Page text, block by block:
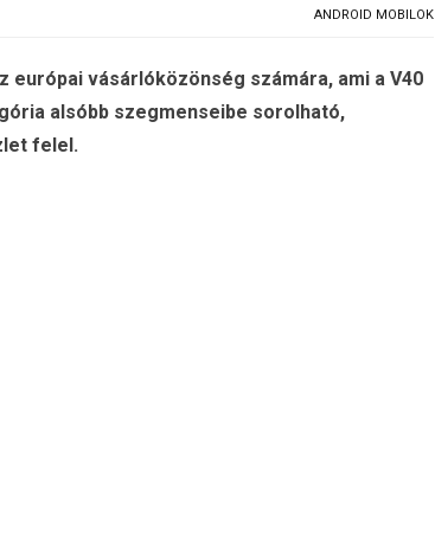
ANDROID MOBILOK
vásárlóközönség számára, ami a V40
alsóbb szegmenseibe sorolható,
felel.